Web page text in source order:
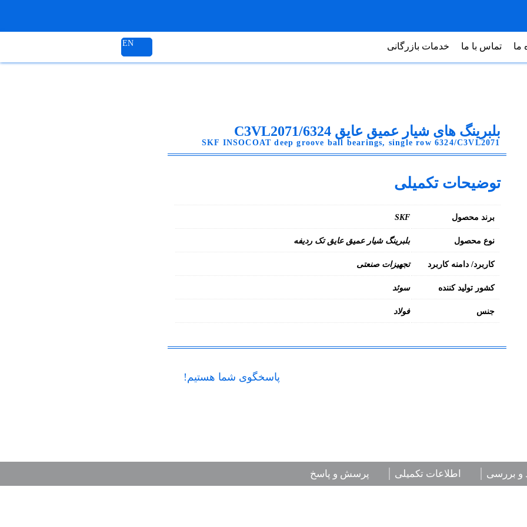
ما تماس با ما خدمات بازرگانی EN
بلبرینگ های شیار عمیق عایق 6324/C3VL2071
SKF INSOCOAT deep groove ball bearings, single row 6324/C3VL2071
توضیحات تکمیلی
برند محصول SKF
نوع محصول بلبرینگ شیار عمیق عایق تک ردیفه
کاربرد/ دامنه کاربرد تجهیزات صنعتی
کشور تولید کننده سوئد
جنس فولاد
پاسخگوی شما هستیم!
و بررسی اطلاعات تکمیلی پرسش و پاسخ